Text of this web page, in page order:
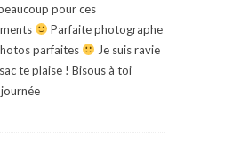
pour ces
Parfaite photographe
parfaites
Je suis ravie
te plaise ! Bisous à toi